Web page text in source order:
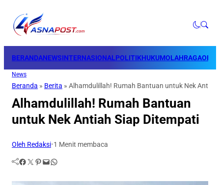
BERANDANEWSINTERNASIONALPOLITIKHUKUMOLAHRAGAOPINI
News
Beranda » Berita » Alhamdulillah! Rumah Bantuan untuk Nek Antiah
Alhamdulillah! Rumah Bantuan
untuk Nek Antiah Siap Ditempati
Oleh Redaksi•1 Menit membaca
Facebook Twitter Pinterest Mail WhatsApp